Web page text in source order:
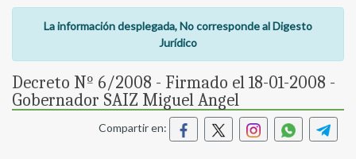
La información desplegada, No corresponde al Digesto
Jurídico
Decreto Nº 6/2008 - Firmado el 18-01-2008 -
Gobernador SAIZ Miguel Angel
Compartir en: